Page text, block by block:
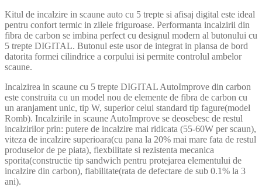
Kitul de incalzire in scaune auto cu 5 trepte si afisaj digital este ideal
pentru confort termic in zilele friguroase. Performanta incalzirii din
fibra de carbon se imbina perfect cu designul modern al butonului cu
5 trepte DIGITAL. Butonul este usor de integrat in plansa de bord
datorita formei cilindrice a corpului isi permite controlul ambelor
scaune.
Incalzirea in scaune cu 5 trepte DIGITAL AutoImprove din carbon
este construita cu un model nou de elemente de fibra de carbon cu
un aranjament unic, tip W, superior celui standard tip fagure(model
Romb). Incalzirile in scaune AutoImprove se deosebesc de restul
incalzirilor prin: putere de incalzire mai ridicata (55-60W per scaun),
viteza de incalzire superioara(cu pana la 20% mai mare fata de restul
produselor de pe piata), flexbilitate si rezistenta mecanica
sporita(constructie tip sandwich pentru protejarea elementului de
incalzire din carbon), fiabilitate(rata de defectare de sub 0.1% la 3
ani).